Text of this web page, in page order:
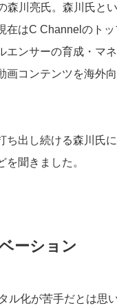
川亮氏。森川氏と
在はC Channelのト
エンサーの育成・マ
画コンテンツを海外
出し続ける森川氏
聞きました。
ーション
ル化が苦手だとは思